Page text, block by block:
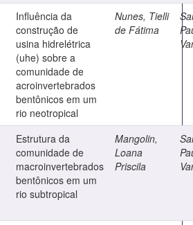
Influência da
construção de
usina hidrelétrica
(uhe) sobre a
comunidade de
acroinvertebrados
bentônicos em um
rio neotropical
Nunes, Tielli
de Fátima
Estrutura da
comunidade de
macroinvertebrados
bentônicos em um
rio subtropical
Mangolin,
Loana
Priscila